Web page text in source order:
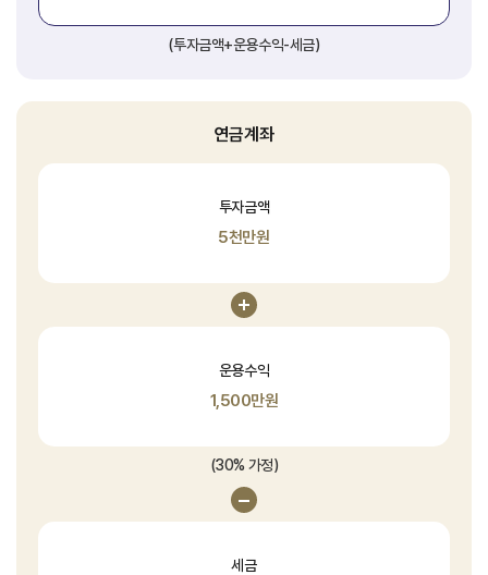
(투자금액+운용수익-세금)
연금계좌
투자금액
5천만원
운용수익
1,500만원
(30% 가정)
세금